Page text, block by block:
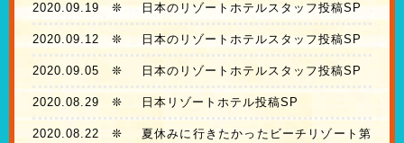
2020.09.19 ❊ 日本のリゾートホテルスタッフ投稿SP
2020.09.12 ❊ 日本のリゾートホテルスタッフ投稿SP
2020.09.05 ❊ 日本のリゾートホテルスタッフ投稿SP
2020.08.29 ❊ 日本リゾートホテル投稿SP
2020.08.22 ❊
夏休みに行きたかったビーチリゾート第